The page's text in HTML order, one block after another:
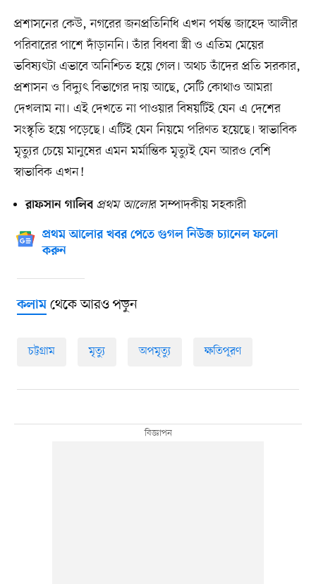
প্রশাসনের কেউ, নগরের জনপ্রতিনিধি এখন পর্যন্ত জাহেদ আলীর
পরিবারের পাশে দাঁড়াননি। তাঁর বিধবা স্ত্রী ও এতিম মেয়ের
ভবিষ্যৎটা এভাবে অনিশ্চিত হয়ে গেল। অথচ তাঁদের প্রতি সরকার,
প্রশাসন ও বিদ্যুৎ বিভাগের দায় আছে, সেটি কোথাও আমরা
দেখলাম না। এই দেখতে না পাওয়ার বিষয়টিই যেন এ দেশের
সংস্কৃতি হয়ে পড়েছে। এটিই যেন নিয়মে পরিণত হয়েছে। স্বাভাবিক
মৃত্যুর চেয়ে মানুষের এমন মর্মান্তিক মৃত্যুই যেন আরও বেশি
স্বাভাবিক এখন!
রাফসান গালিব প্রথম আলোর সম্পাদকীয় সহকারী
প্রথম আলোর খবর পেতে গুগল নিউজ চ্যানেল ফলো
করুন
কলামথেকে আরও পড়ুন
চট্টগ্রাম মৃত্যু অপমৃত্যু ক্ষতিপূরণ